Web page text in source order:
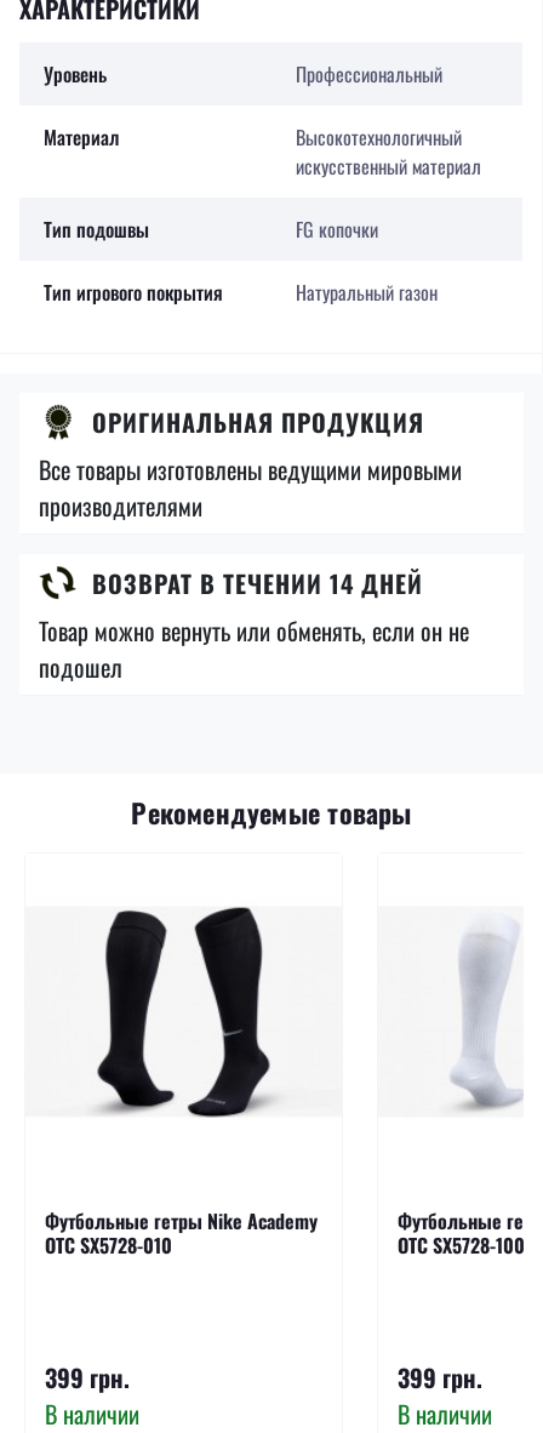
ХАРАКТЕРИСТИКИ
Уровень Профессиональный
Материал
Высокотехнологичный
искусственный материал
Тип подошвы FG копочки
Тип игрового покрытия Натуральный газон
ОРИГИНАЛЬНАЯ ПРОДУКЦИЯ
Все товары изготовлены ведущими мировыми
производителями
ВОЗВРАТ В ТЕЧЕНИИ 14 ДНЕЙ
Товар можно вернуть или обменять, если он не
подошел
Рекомендуемые товары
Футбольные гетры Nike Academy
OTC SX5728-010
399 грн.
В наличии
Футбольные
OTC SX5728-100
399 грн.
В наличии